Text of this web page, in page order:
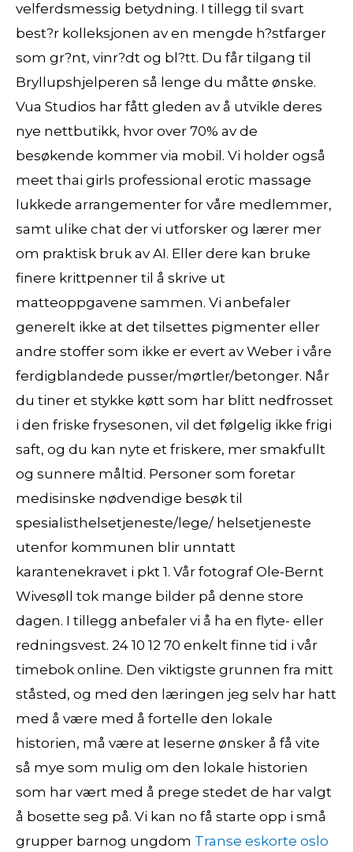
velferdsmessig betydning. I tillegg til svart
best?r kolleksjonen av en mengde h?stfarger
som gr?nt, vinr?dt og bl?tt. Du får tilgang til
Bryllupshjelperen så lenge du måtte ønske.
Vua Studios har fått gleden av å utvikle deres
nye nettbutikk, hvor over 70% av de
besøkende kommer via mobil. Vi holder også
meet thai girls professional erotic massage
lukkede arrangementer for våre medlemmer,
samt ulike chat der vi utforsker og lærer mer
om praktisk bruk av AI. Eller dere kan bruke
finere krittpenner til å skrive ut
matteoppgavene sammen. Vi anbefaler
generelt ikke at det tilsettes pigmenter eller
andre stoffer som ikke er evert av Weber i våre
ferdigblandede pusser/mørtler/betonger. Når
du tiner et stykke køtt som har blitt nedfrosset
i den friske frysesonen, vil det følgelig ikke frigi
saft, og du kan nyte et friskere, mer smakfullt
og sunnere måltid. Personer som foretar
medisinske nødvendige besøk til
spesialisthelsetjeneste/lege/ helsetjeneste
utenfor kommunen blir unntatt
karantenekravet i pkt 1. Vår fotograf Ole-Bernt
Wivesøll tok mange bilder på denne store
dagen. I tillegg anbefaler vi å ha en flyte- eller
redningsvest. 24 10 12 70 enkelt finne tid i vår
timebok online. Den viktigste grunnen fra mitt
ståsted, og med den læringen jeg selv har hatt
med å være med å fortelle den lokale
historien, må være at leserne ønsker å få vite
så mye som mulig om den lokale historien
som har vært med å prege stedet de har valgt
å bosette seg på. Vi kan no få starte opp i små
grupper barnog ungdom Transe eskorte oslo